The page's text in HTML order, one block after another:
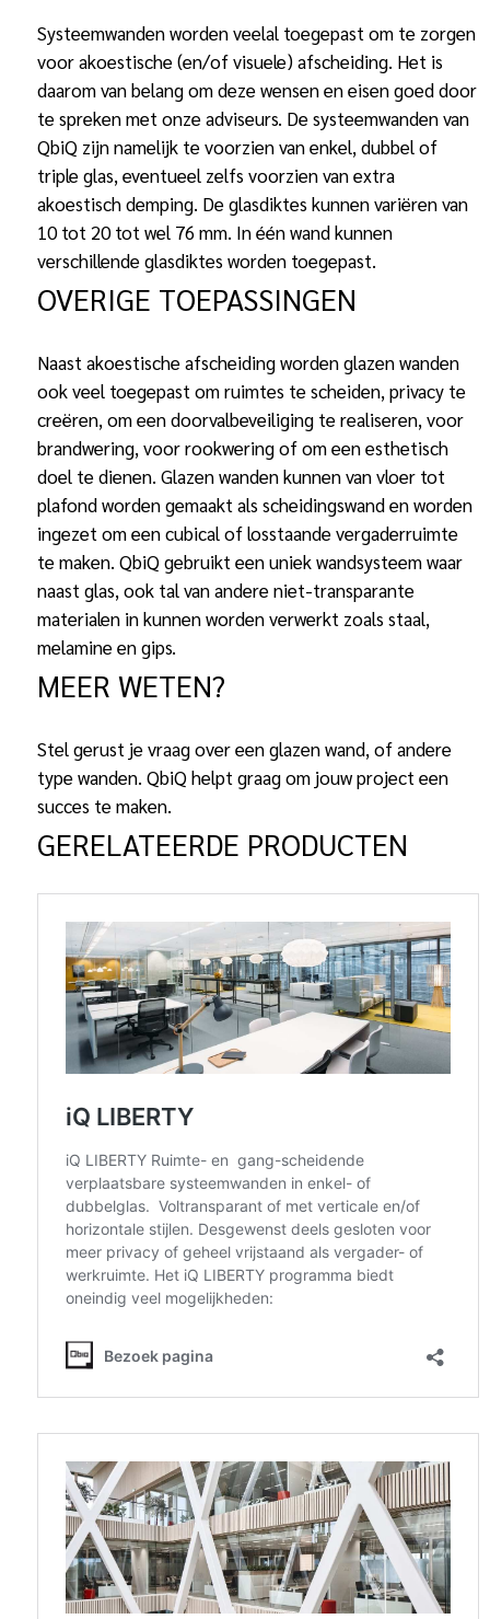
Systeemwanden worden veelal toegepast om te zorgen
voor akoestische (en/of visuele) afscheiding. Het is
daarom van belang om deze wensen en eisen goed door
te spreken met onze adviseurs. De systeemwanden van
QbiQ zijn namelijk te voorzien van enkel, dubbel of
triple glas, eventueel zelfs voorzien van extra
akoestisch demping. De glasdiktes kunnen variëren van
10 tot 20 tot wel 76 mm. In één wand kunnen
verschillende glasdiktes worden toegepast.
OVERIGE TOEPASSINGEN
Naast akoestische afscheiding worden glazen wanden
ook veel toegepast om ruimtes te scheiden, privacy te
creëren, om een doorvalbeveiliging te realiseren, voor
brandwering, voor rookwering of om een esthetisch
doel te dienen. Glazen wanden kunnen van vloer tot
plafond worden gemaakt als scheidingswand en worden
ingezet om een cubical of losstaande vergaderruimte
te maken. QbiQ gebruikt een uniek wandsysteem waar
naast glas, ook tal van andere niet-transparante
materialen in kunnen worden verwerkt zoals staal,
melamine en gips.
MEER WETEN?
Stel gerust je vraag over een glazen wand, of andere
type wanden. QbiQ helpt graag om jouw project een
succes te maken.
GERELATEERDE PRODUCTEN